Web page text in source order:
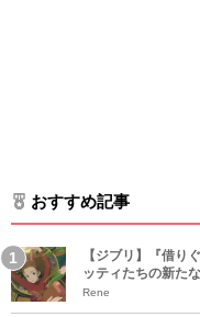
おすすめ記事
【ジブリ】『借り
ッティたちの新た
Rene